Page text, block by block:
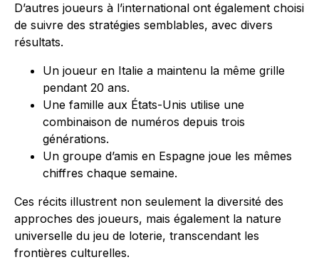
D’autres joueurs à l’international ont également choisi
de suivre des stratégies semblables, avec divers
résultats.
Un joueur en Italie a maintenu la même grille
pendant 20 ans.
Une famille aux États-Unis utilise une
combinaison de numéros depuis trois
générations.
Un groupe d’amis en Espagne joue les mêmes
chiffres chaque semaine.
Ces récits illustrent non seulement la diversité des
approches des joueurs, mais également la nature
universelle du jeu de loterie, transcendant les
frontières culturelles.